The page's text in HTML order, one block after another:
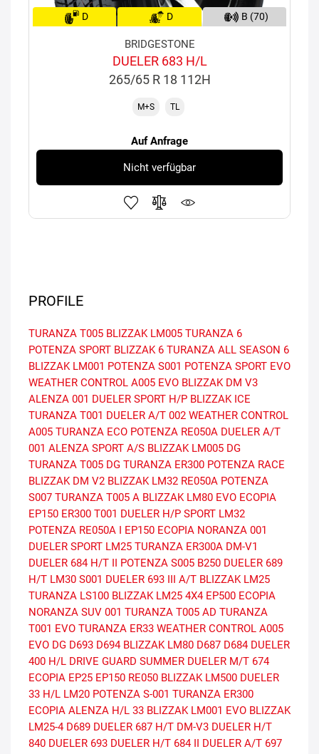
D D B (70)
BRIDGESTONE
DUELER 683 H/L
265/65 R 18 112H
M+S TL
Auf Anfrage
Nicht verfügbar
PROFILE
TURANZA T005 BLIZZAK LM005 TURANZA 6
POTENZA SPORT BLIZZAK 6 TURANZA ALL SEASON 6
BLIZZAK LM001 POTENZA S001 POTENZA SPORT EVO
WEATHER CONTROL A005 EVO BLIZZAK DM V3
ALENZA 001 DUELER SPORT H/P BLIZZAK ICE
TURANZA T001 DUELER A/T 002 WEATHER CONTROL
A005 TURANZA ECO POTENZA RE050A DUELER A/T
001 ALENZA SPORT A/S BLIZZAK LM005 DG
TURANZA T005 DG TURANZA ER300 POTENZA RACE
BLIZZAK DM V2 BLIZZAK LM32 RE050A POTENZA
S007 TURANZA T005 A BLIZZAK LM80 EVO ECOPIA
EP150 ER300 T001 DUELER H/P SPORT LM32
POTENZA RE050A I
EP150 ECOPIA NORANZA 001
DUELER SPORT LM25 TURANZA ER300A DM-V1
DUELER 684 H/T II
POTENZA S005 B250 DUELER 689
H/T LM30 S001 DUELER 693 III A/T BLIZZAK LM25
TURANZA LS100 BLIZZAK LM25 4X4 EP500 ECOPIA
NORANZA SUV 001 TURANZA T005 AD TURANZA
T001 EVO TURANZA ER33 WEATHER CONTROL A005
EVO DG D693 D694 BLIZZAK LM80 D687 D684 DUELER
400 H/L DRIVE GUARD SUMMER DUELER M/T 674
ECOPIA EP25 EP150 RE050 BLIZZAK LM500 DUELER
33 H/L LM20 POTENZA S-001 TURANZA ER300
ECOPIA ALENZA H/L 33 BLIZZAK LM001 EVO BLIZZAK
LM25-4 D689 DUELER 687 H/T DM-V3 DUELER H/T
840 DUELER 693 DUELER H/T 684 II
DUELER A/T 697